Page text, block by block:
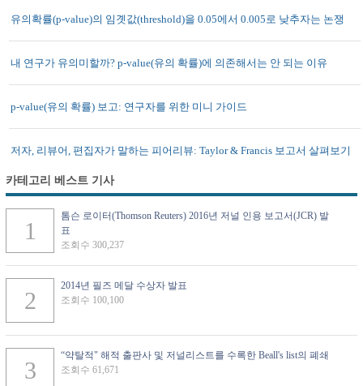
유의확률(p-value)의 임곗값(threshold)을 0.05에서 0.005로 낮추자는 논쟁
내 연구가 유의미할까? p-value(유의 확률)에 의존해서는 안 되는 이유
p-value(유의 확률) 보고: 연구자를 위한 미니 가이드
저자, 리뷰어, 편집자가 말하는 피어리뷰: Taylor & Francis 보고서 살펴보기
카테고리 베스트 기사
톰슨 로이터(Thomson Reuters) 2016년 저널 인용 보고서(JCR) 발
표
조회수 300,237
2014년 필즈 메달 수상자 발표
조회수 100,100
“약탈적" 해적 출판사 및 저널리스트를 수록한 Beall's list의 폐쇄
조회수 61,671